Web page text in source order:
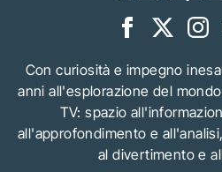
Con curiosità e impegno
anni all'esplorazione del
TV: spazio
all'approfondimento e
al divertimento e